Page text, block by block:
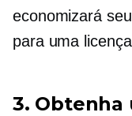
economizará
para uma
3. Obtenha